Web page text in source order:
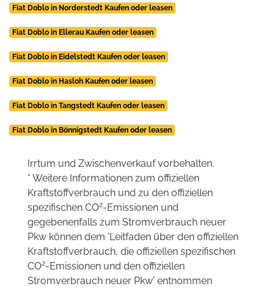
Fiat Doblo in Norderstedt Kaufen oder leasen
Fiat Doblo in Ellerau Kaufen oder leasen
Fiat Doblo in Eidelstedt Kaufen oder leasen
Fiat Doblo in Hasloh Kaufen oder leasen
Fiat Doblo in Tangstedt Kaufen oder leasen
Fiat Doblo in Bönnigstedt Kaufen oder leasen
Irrtum und Zwischenverkauf vorbehalten.
* Weitere Informationen zum offiziellen
Kraftstoffverbrauch und zu den offiziellen
spezifischen CO2-Emissionen und
gegebenenfalls zum Stromverbrauch neuer
Pkw können dem 'Leitfaden über den offiziellen
Kraftstoffverbrauch, die offiziellen spezifischen
CO2-Emissionen und den offiziellen
Stromverbrauch neuer Pkw' entnommen